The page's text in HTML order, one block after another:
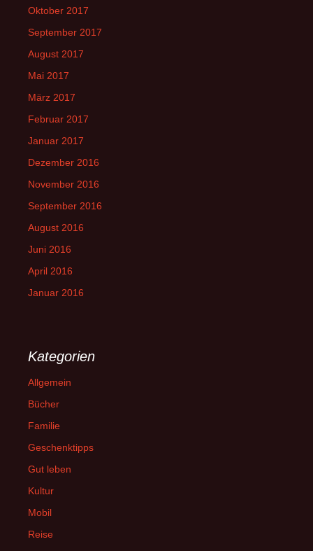
Oktober 2017
September 2017
August 2017
Mai 2017
März 2017
Februar 2017
Januar 2017
Dezember 2016
November 2016
September 2016
August 2016
Juni 2016
April 2016
Januar 2016
Kategorien
Allgemein
Bücher
Familie
Geschenktipps
Gut leben
Kultur
Mobil
Reise